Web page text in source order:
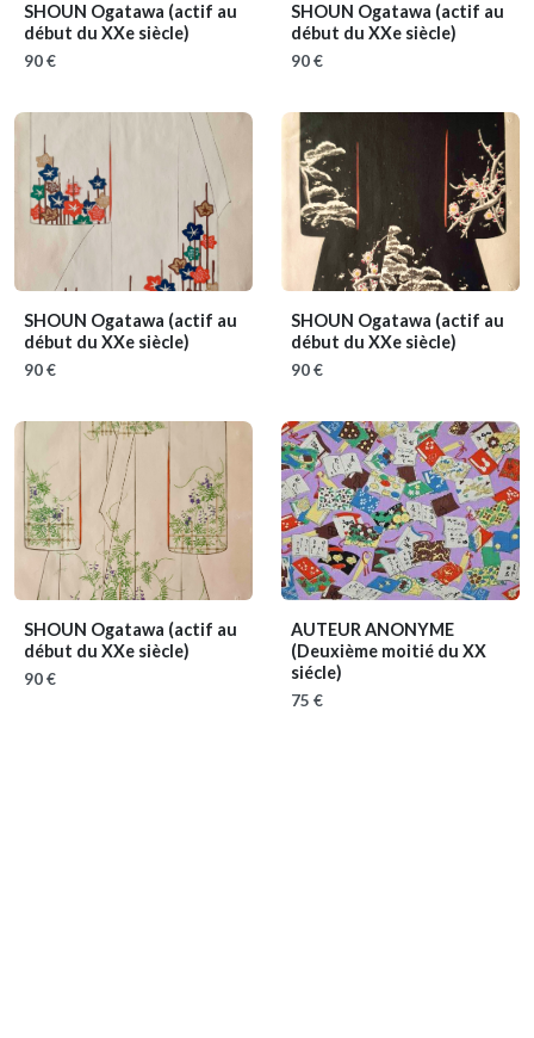
SHOUN Ogatawa (actif au
début du XXe siècle)
90 €
SHOUN Ogatawa (actif au
début du XXe siècle)
90 €
SHOUN Ogatawa (actif au
début du XXe siècle)
90 €
SHOUN Ogatawa (actif au
début du XXe siècle)
90 €
SHOUN Ogatawa (actif au
début du XXe siècle)
90 €
AUTEUR ANONYME
(Deuxième moitié du XX
siécle)
75 €